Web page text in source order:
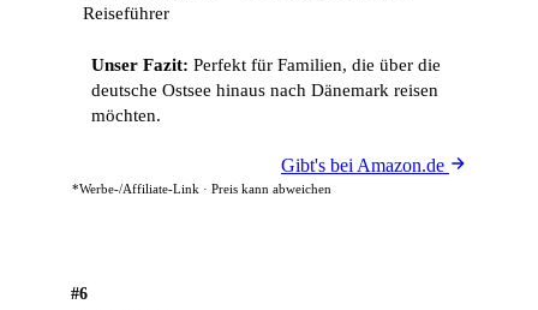
Reiseführer
Unser Fazit: Perfekt für Familien, die über die
deutsche Ostsee hinaus nach Dänemark reisen
möchten.
Gibt's bei Amazon.de
*Werbe-/Affiliate-Link · Preis kann abweichen
#6